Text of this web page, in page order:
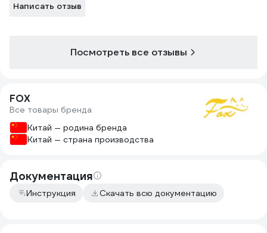
Написать отзыв
Посмотреть все отзывы
FOX
Все товары бренда
Китай — родина бренда
Китай — страна производства
Документация
Инструкция Скачать всю документацию